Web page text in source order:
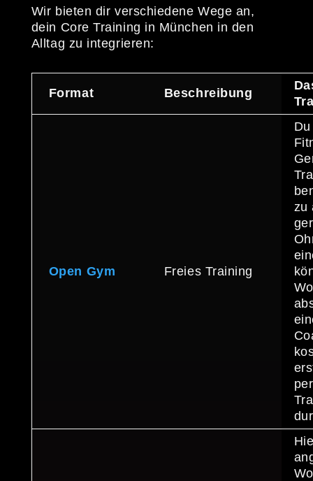
Wir bieten dir verschiedene Wege an,
dein Core Training in München in den
Alltag zu integrieren:
Format Beschreibung
Open Gym Freies Training
zu